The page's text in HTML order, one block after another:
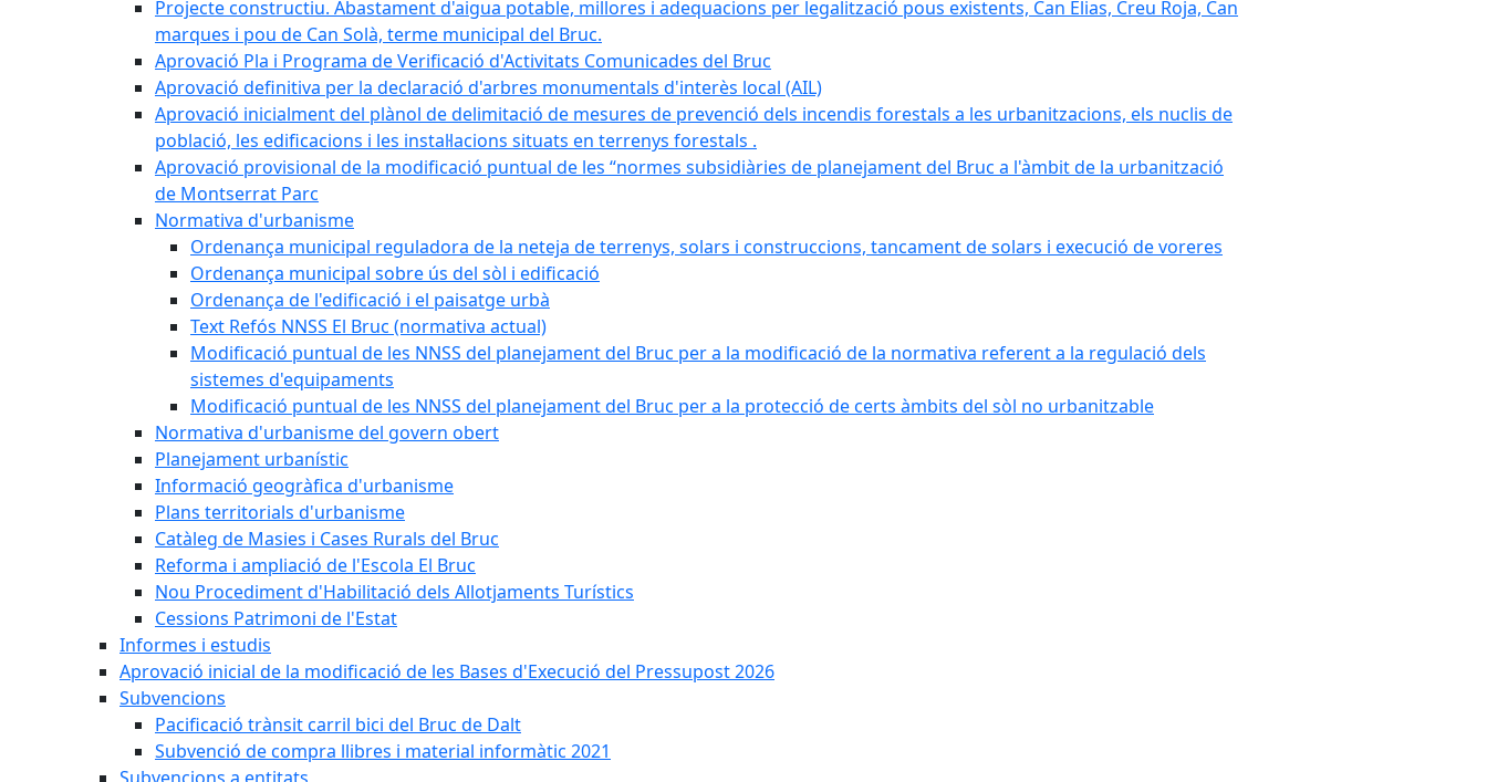
Projecte constructiu. Abastament d'aigua potable, millores i adequacions per legalització pous existents, Can Elias, Creu Roja, Can
marques i pou de Can Solà, terme municipal del Bruc.
Aprovació Pla i Programa de Verificació d'Activitats Comunicades del Bruc
Aprovació definitiva per la declaració d'arbres monumentals d'interès local (AIL)
Aprovació inicialment del plànol de delimitació de mesures de prevenció dels incendis forestals a les urbanitzacions, els nuclis de
població, les edificacions i les instal·lacions situats en terrenys forestals .
Aprovació provisional de la modificació puntual de les “normes subsidiàries de planejament del Bruc a l'àmbit de la urbanització
de Montserrat Parc
Normativa d'urbanisme
Ordenança municipal reguladora de la neteja de terrenys, solars i construccions, tancament de solars i execució de voreres
Ordenança municipal sobre ús del sòl i edificació
Ordenança de l'edificació i el paisatge urbà
Text Refós NNSS El Bruc (normativa actual)
Modificació puntual de les NNSS del planejament del Bruc per a la modificació de la normativa referent a la regulació dels
sistemes d'equipaments
Modificació puntual de les NNSS del planejament del Bruc per a la protecció de certs àmbits del sòl no urbanitzable
Normativa d'urbanisme del govern obert
Planejament urbanístic
Informació geogràfica d'urbanisme
Plans territorials d'urbanisme
Catàleg de Masies i Cases Rurals del Bruc
Reforma i ampliació de l'Escola El Bruc
Nou Procediment d'Habilitació dels Allotjaments Turístics
Cessions Patrimoni de l'Estat
Informes i estudis
Aprovació inicial de la modificació de les Bases d'Execució del Pressupost 2026
Subvencions
Pacificació trànsit carril bici del Bruc de Dalt
Subvenció de compra llibres i material informàtic 2021